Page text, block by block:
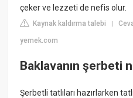
çeker ve lezzeti de nefis olur.
Kaynak kaldırma talebi |
yemek.com
Baklavanın şerbeti
Şerbetli tatlıları hazırlarken